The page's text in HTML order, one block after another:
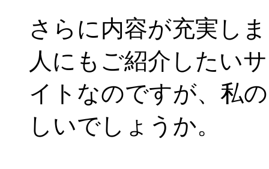
さらに内容が充実し
人にもご紹介したいサ
イトなのですが、私
しいでしょうか。